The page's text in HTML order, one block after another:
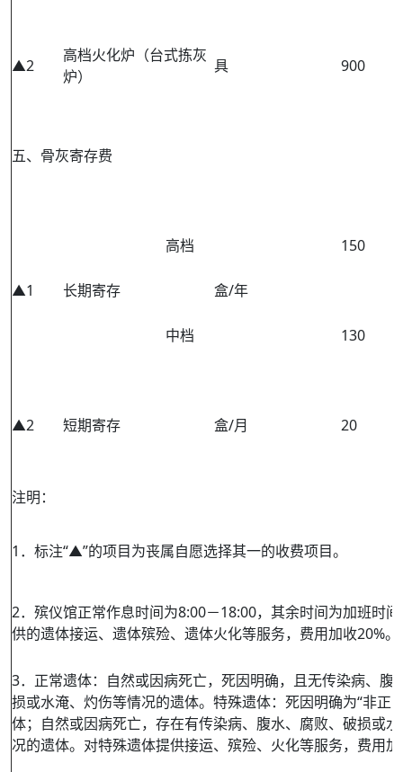
▲2
高档火化炉（台式拣灰
炉）
具 900
五、骨灰寄存费
▲1 长期寄存
高档
盒/年
150
中档 130
▲2 短期寄存 盒/月 20
注明：
1．标注“▲”的项目为丧属自愿选择其一的收费项目。
2．殡仪馆正常作息时间为8:00－18:00，其余时间为加班时
供的遗体接运、遗体殡殓、遗体火化等服务，费用加收20%。
3．正常遗体：自然或因病死亡，死因明确，且无传染病、腹
损或水淹、灼伤等情况的遗体。特殊遗体：死因明确为“非正
体；自然或因病死亡，存在有传染病、腹水、腐败、破损或
况的遗体。对特殊遗体提供接运、殡殓、火化等服务，费用